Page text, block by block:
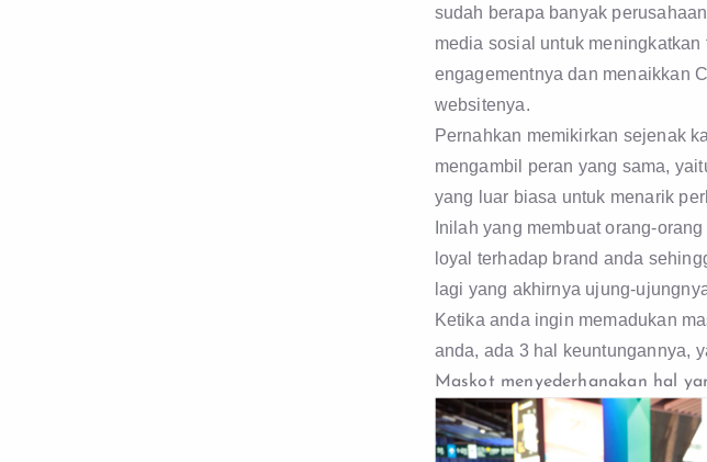
sudah berapa banyak
media sosial untuk
engagementnya dan menaikkan
websitenya.
Pernahkan memikirkan sejenak
mengambil peran yang sama,
yang luar biasa untuk menarik
Inilah yang membuat orang-
loyal terhadap brand anda
lagi yang akhirnya ujung-
Ketika anda ingin memadukan
anda, ada 3 hal keuntungannya,
Maskot menyederhanakan hal